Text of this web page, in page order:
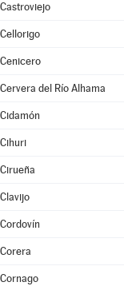
Castroviejo
Cellorigo
Cenicero
Cervera del Río Alhama
Cidamón
Cihuri
Cirueña
Clavijo
Cordovín
Corera
Cornago